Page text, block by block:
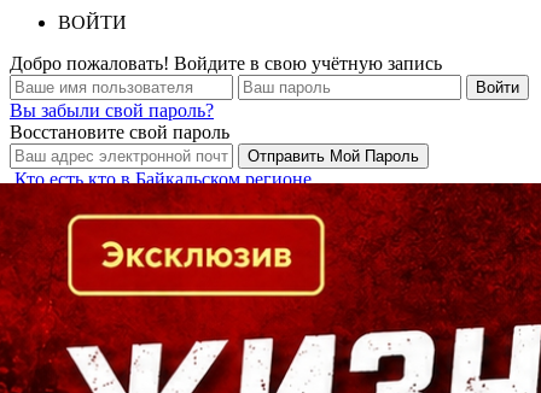
ВОЙТИ
Добро пожаловать! Войдите в свою учётную запись
Вы забыли свой пароль?
Восстановите свой пароль
Кто есть кто в Байкальском регионе